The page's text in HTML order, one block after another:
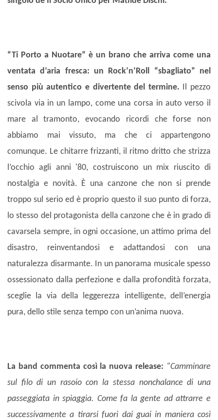
“Ti Porto a Nuotare” è un brano che arriva come una
ventata d’aria fresca: un Rock’n’Roll “sbagliato” nel
senso più autentico e divertente del termine. Il pezzo
scivola via in un lampo, come una corsa in auto verso il
mare al tramonto, evocando ricordi che forse non
abbiamo mai vissuto, ma che ci appartengono
comunque. Le chitarre frizzanti, il ritmo dritto che strizza
l’occhio agli anni '80, costruiscono un mix riuscito di
nostalgia e novità. È una canzone che non si prende
troppo sul serio ed è proprio questo il suo punto di forza,
lo stesso del protagonista della canzone che è in grado di
cavarsela sempre, in ogni occasione, un attimo prima del
disastro, reinventandosi e adattandosi con una
naturalezza disarmante. In un panorama musicale spesso
ossessionato dalla perfezione e dalla profondità forzata,
sceglie la via della leggerezza intelligente, dell’energia
pura, dello stile senza tempo con un’anima nuova.
La band commenta così la nuova release: “Camminare
sul filo di un rasoio con la stessa nonchalance di una
passeggiata in spiaggia. Come fa la gente ad attrarre e
successivamente a tirarsi fuori dai guai in maniera così